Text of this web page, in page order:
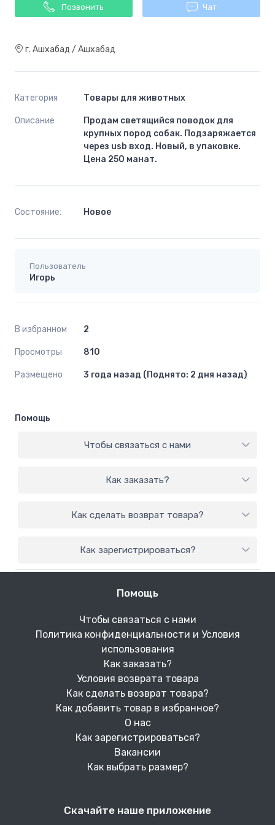
Позвонить Чат
г. Ашхабад / Ашхабад
Категория Товары для животных
Описание
Продам светящийся поводок для
крупных пород собак. Подзаряжается
через usb вход. Новый, в упаковке.
Цена 250 манат.
Состояние: Новoe
Пользователь
Игорь
В избранном 2
Просмотры 810
Размещено 3 года назад (Поднято: 2 дня назад)
Помощь
Чтобы связаться с нами
Как заказать?
Как сделать возврат товара?
Как зарегистрироваться?
Помощь
Чтобы связаться с нами
Политика конфиденциальности и Условия
использования
Как заказать?
Условия возврата товара
Как сделать возврат товара?
Как добавить товар в избранное?
О нас
Как зарегистрироваться?
Вакансии
Как выбрать размер?
Скачайте наше приложение